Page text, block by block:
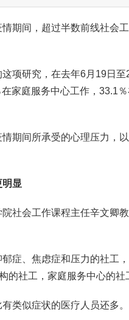
期间，超过半数前线社会
项研究，在去年6月19日
家庭服务中心工作，33.1
期间所承受的心理压力，
显
社会工作课程主任辛文卿
症、焦虑症和压力的社工
的社工，家庭服务中心的
类似症状的医疗人员还多。